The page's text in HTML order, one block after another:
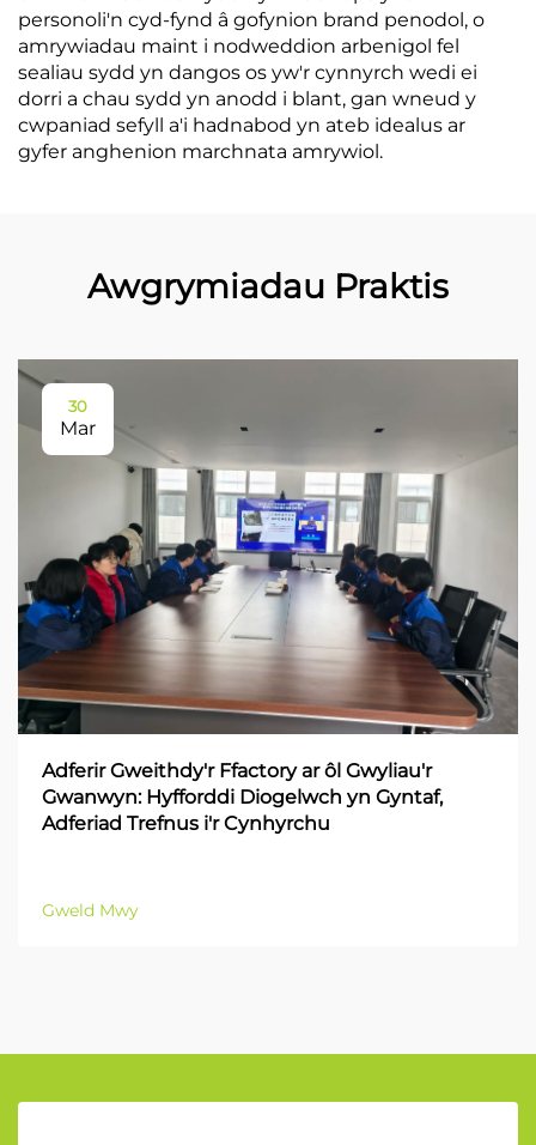
personoli'n cyd-fynd â gofynion brand penodol, o
amrywiadau maint i nodweddion arbenigol fel
sealiau sydd yn dangos os yw'r cynnyrch wedi ei
dorri a chau sydd yn anodd i blant, gan wneud y
cwpaniad sefyll a'i hadnabod yn ateb idealus ar
gyfer anghenion marchnata amrywiol.
Awgrymiadau Praktis
30
Mar
Adferir Gweithdy'r Ffactory ar ôl Gwyliau'r
Gwanwyn: Hyfforddi Diogelwch yn Gyntaf,
Adferiad Trefnus i'r Cynhyrchu
Gweld Mwy